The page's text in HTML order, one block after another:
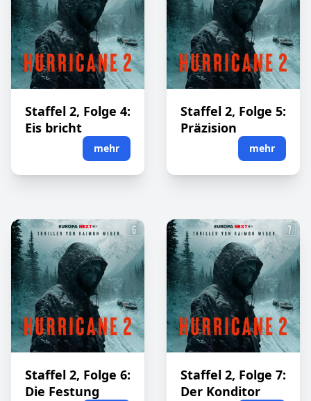
Staffel 2, Folge 4:
Eis bricht
mehr
Staffel 2, Folge 5:
Präzision
mehr
Staffel 2, Folge 6:
Die Festung
Staffel 2, Folge 7:
Der Konditor